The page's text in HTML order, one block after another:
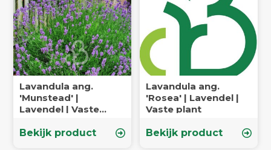
Lavandula ang.
'Munstead' |
Lavendel | Vaste
Bekijk product
Lavandula ang.
'Rosea' | Lavendel |
Vaste plant
Bekijk product